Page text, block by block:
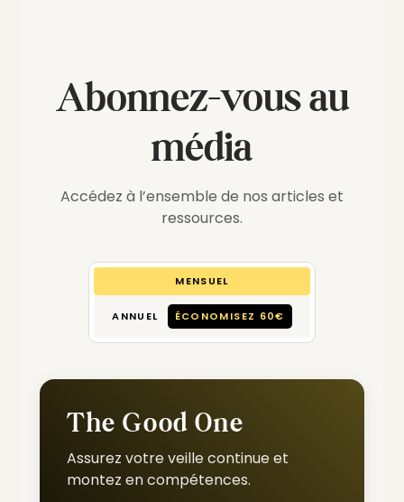
Abonnez-vous au
média
Accédez à l’ensemble de nos articles et
ressources.
MENSUEL
ANNUEL ÉCONOMISEZ 60€
The Good One
Assurez votre veille continue et
montez en compétences.